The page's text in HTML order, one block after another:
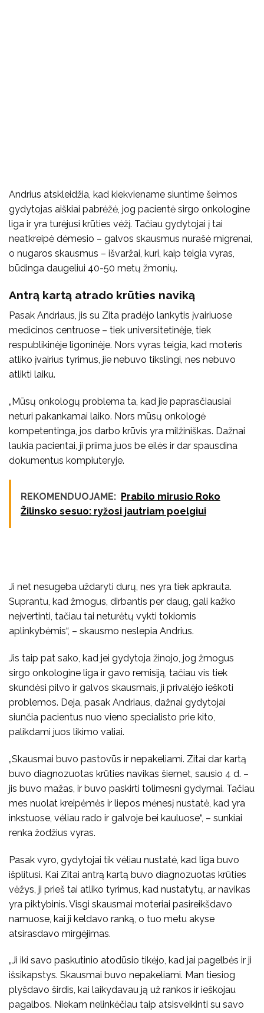
Andrius atskleidžia, kad kiekviename siuntime šeimos
gydytojas aiškiai pabrėžė, jog pacientė sirgo onkologine
liga ir yra turėjusi krūties vėžį. Tačiau gydytojai į tai
neatkreipė dėmesio – galvos skausmus nurašė migrenai,
o nugaros skausmus – išvaržai, kuri, kaip teigia vyras,
būdinga daugeliui 40-50 metų žmonių.
Antrą kartą atrado krūties naviką
Pasak Andriaus, jis su Zita pradėjo lankytis įvairiuose
medicinos centruose – tiek universitetinėje, tiek
respublikinėje ligoninėje. Nors vyras teigia, kad moteris
atliko įvairius tyrimus, jie nebuvo tikslingi, nes nebuvo
atlikti laiku.
„Mūsų onkologų problema ta, kad jie paprasčiausiai
neturi pakankamai laiko. Nors mūsų onkologė
kompetentinga, jos darbo krūvis yra milžiniškas. Dažnai
laukia pacientai, ji priima juos be eilės ir dar spausdina
dokumentus kompiuteryje.
REKOMENDUOJAME: Prabilo mirusio Roko
Žilinsko sesuo: ryžosi jautriam poelgiui
Ji net nesugeba uždaryti durų, nes yra tiek apkrauta.
Suprantu, kad žmogus, dirbantis per daug, gali kažko
neįvertinti, tačiau tai neturėtų vykti tokiomis
aplinkybėmis“, – skausmo neslepia Andrius.
Jis taip pat sako, kad jei gydytoja žinojo, jog žmogus
sirgo onkologine liga ir gavo remisiją, tačiau vis tiek
skundėsi pilvo ir galvos skausmais, ji privalėjo ieškoti
problemos. Deja, pasak Andriaus, dažnai gydytojai
siunčia pacientus nuo vieno specialisto prie kito,
palikdami juos likimo valiai.
„Skausmai buvo pastovūs ir nepakeliami. Zitai dar kartą
buvo diagnozuotas krūties navikas šiemet, sausio 4 d. –
jis buvo mažas, ir buvo paskirti tolimesni gydymai. Tačiau
mes nuolat kreipėmės ir liepos mėnesį nustatė, kad yra
inkstuose, vėliau rado ir galvoje bei kauluose“, – sunkiai
renka žodžius vyras.
Pasak vyro, gydytojai tik vėliau nustatė, kad liga buvo
išplitusi. Kai Zitai antrą kartą buvo diagnozuotas krūties
vėžys, ji prieš tai atliko tyrimus, kad nustatytų, ar navikas
yra piktybinis. Visgi skausmai moteriai pasireikšdavo
namuose, kai ji keldavo ranką, o tuo metu akyse
atsirasdavo mirgėjimas.
„Ji iki savo paskutinio atodūsio tikėjo, kad jai pagelbės ir ji
išsikapstys. Skausmai buvo nepakeliami. Man tiesiog
plyšdavo širdis, kai laikydavau ją už rankos ir ieškojau
pagalbos. Niekam nelinkėčiau taip atsisveikinti su savo